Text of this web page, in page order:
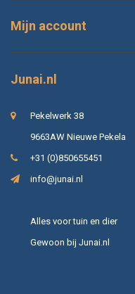
Mijn account
Junai.nl
Pekelwerk 38
9663AW Nieuwe Pekela
+31 (0)850655451
info@junai.nl
Alles voor tuin en dier
Gewoon bij Junai.nl